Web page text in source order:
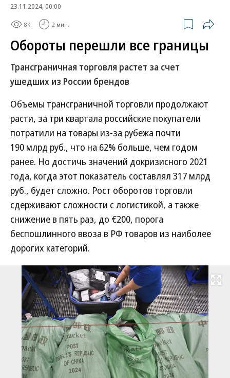
23.11.2024, 00:00
8K 2 мин.
Обороты перешли все границы
Трансграничная торговля растет за счет
ушедших из России брендов
Объемы трансграничной торговли продолжают
расти, за три квартала российские покупатели
потратили на товары из-за рубежа почти
190 млрд руб., что на 62% больше, чем годом
ранее. Но достичь значений докризисного 2021
года, когда этот показатель составлял 317 млрд
руб., будет сложно. Рост оборотов торговли
сдерживают сложности с логистикой, а также
снижение в пять раз, до €200, порога
беспошлинного ввоза в РФ товаров из наиболее
дорогих категорий.
Развернуть